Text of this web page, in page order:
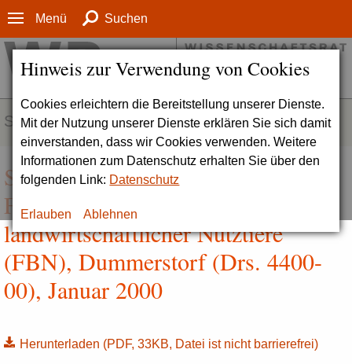
Hinweis zur Verwendung von Cookies
Cookies erleichtern die Bereitstellung unserer Dienste.
Mit der Nutzung unserer Dienste erklären Sie sich damit
einverstanden, dass wir Cookies verwenden. Weitere
Informationen zum Datenschutz erhalten Sie über den
folgenden Link: Datenschutz
Erlauben Ablehnen
Menü Suchen
SERVICE
Stellungnahme zum
Forschungsinstitut für die Biologie
landwirtschaftlicher Nutztiere
(FBN), Dummerstorf (Drs. 4400-
00), Januar 2000
Herunterladen (PDF, 33KB, Datei ist nicht barrierefrei)